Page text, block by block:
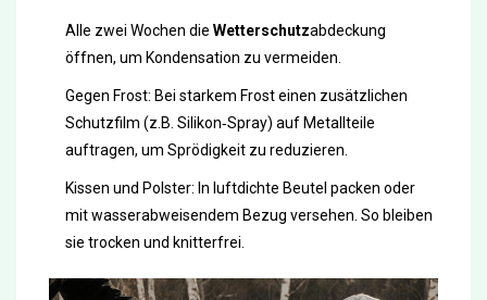
Alle zwei Wochen die Wetterschutzabdeckung
öffnen, um Kondensation zu vermeiden.
Gegen Frost: Bei starkem Frost einen zusätzlichen
Schutzfilm (z.B. Silikon‑Spray) auf Metallteile
auftragen, um Sprödigkeit zu reduzieren.
Kissen und Polster: In luftdichte Beutel packen oder
mit wasserabweisendem Bezug versehen. So bleiben
sie trocken und knitterfrei.